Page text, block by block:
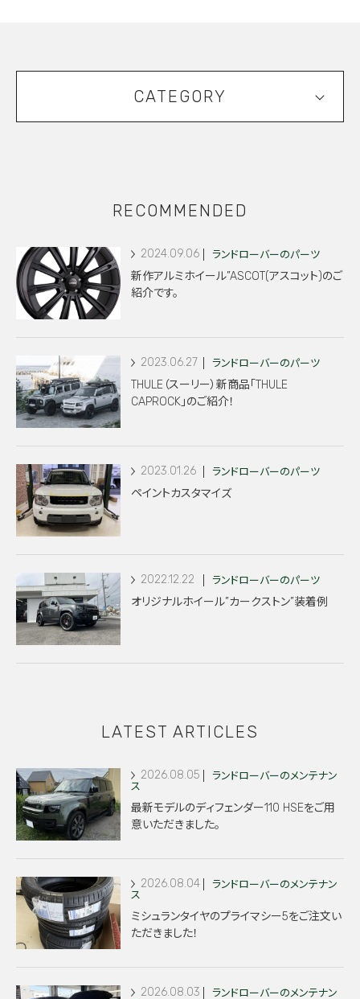
CATEGORY
RECOMMENDED
2024.09.06 ランドローバーのパーツ
新作アルミホイール”ASCOT(アスコット)のご
紹介です。
2023.06.27 ランドローバーのパーツ
THULE（スーリー）新商品「THULE
CAPROCK」のご紹介！
2023.01.26 ランドローバーのパーツ
ペイントカスタマイズ
2022.12.22 ランドローバーのパーツ
オリジナルホイール”カークストン”装着例
LATEST ARTICLES
2026.08.05
ランドローバーのメンテナン
ス
最新モデルのディフェンダー110 HSEをご用
意いただきました。
2026.08.04
ランドローバーのメンテナン
ス
ミシュランタイヤのプライマシー5をご注文い
ただきました！
2026.08.03
ランドローバーのメンテナン